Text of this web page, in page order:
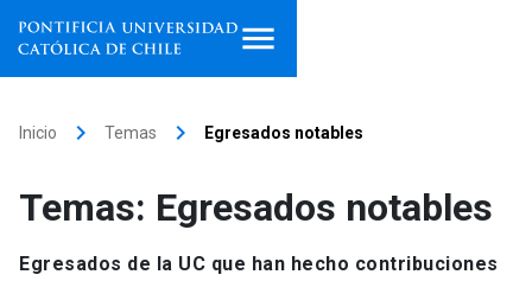
Facultades, escuelas e
institutos
Inicio keyboard_arrow_right Temas keyboard_arrow_right Egresados notables
Temas: Egresados notables
Egresados de la UC que han hecho contribuciones